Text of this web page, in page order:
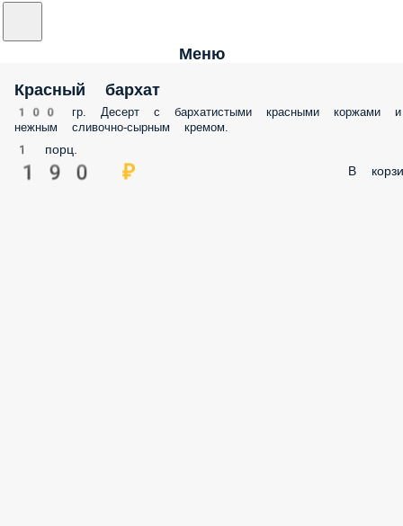
Меню
Красный бархат
100 гр. Десерт с бархатистыми красными коржами и
нежным сливочно-сырным кремом.
1 порц.
190 ₽ В